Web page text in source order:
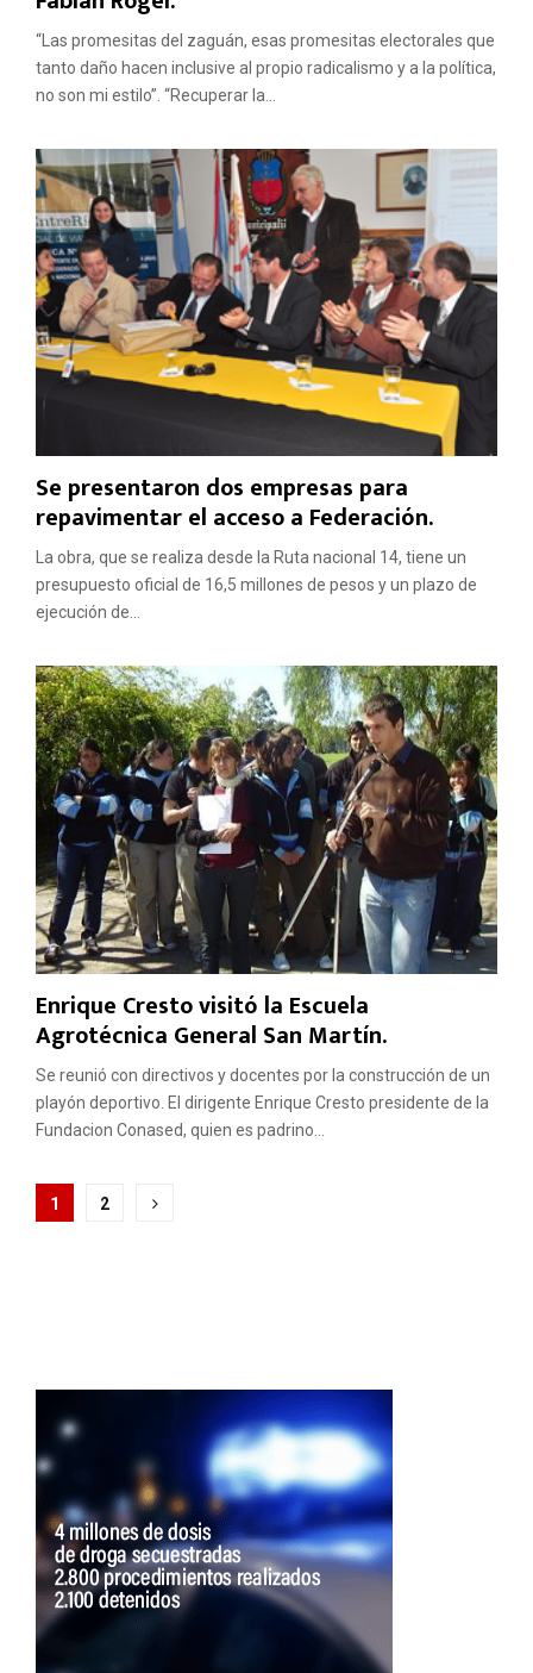
“Las promesitas del zaguán, esas promesitas electorales que
tanto daño hacen inclusive al propio radicalismo y a la política,
no son mi estilo”. “Recuperar la...
Se presentaron dos empresas para
repavimentar el acceso a Federación.
La obra, que se realiza desde la Ruta nacional 14, tiene un
presupuesto oficial de 16,5 millones de pesos y un plazo de
ejecución de...
Enrique Cresto visitó la Escuela
Agrotécnica General San Martín.
Se reunió con directivos y docentes por la construcción de un
playón deportivo. El dirigente Enrique Cresto presidente de la
Fundacion Conased, quien es padrino...
Paginación
1 2